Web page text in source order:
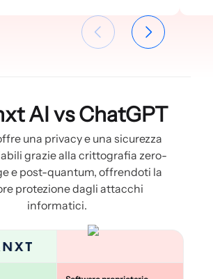
AI vs ChatGPT
una privacy e una sicurezza
grazie alla crittografia zero-
e post-quantum, offrendoti la
protezione dagli attacchi
informatici.